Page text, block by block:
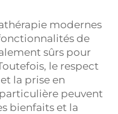
modernes
de
sûrs pour
le respect
la prise en
peuvent
bienfaits et la